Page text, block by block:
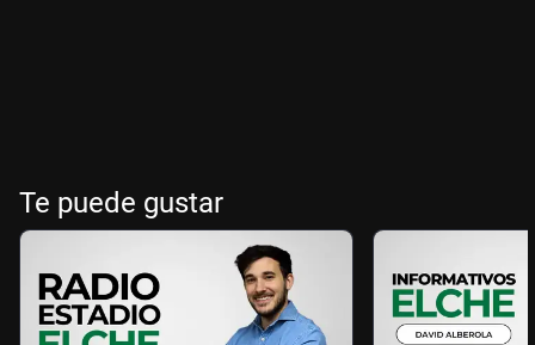
Te puede gustar